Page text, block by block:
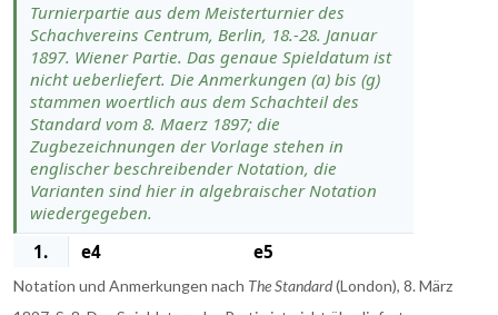
Turnierpartie aus dem Meisterturnier des
Schachvereins Centrum, Berlin, 18.-28. Januar
1897. Wiener Partie. Das genaue Spieldatum ist
nicht ueberliefert. Die Anmerkungen (a) bis (g)
stammen woertlich aus dem Schachteil des
Standard vom 8. Maerz 1897; die
Zugbezeichnungen der Vorlage stehen in
englischer beschreibender Notation, die
Varianten sind hier in algebraischer Notation
wiedergegeben.
1.
e4
e5
2.
Sc3 Sf6
Notation und Anmerkungen nach The Standard(London), 8. März